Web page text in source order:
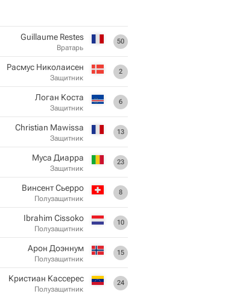
50
Guillaume Restes
Вратарь
2
Расмус Николаисен
Защитник
6
Логан Коста
Защитник
13
Christian Mawissa
Защитник
23
Муса Диарра
Защитник
8
Винсент Сьерро
Полузащитник
10
Ibrahim Cissoko
Полузащитник
15
Арон Доэннум
Полузащитник
24
Кристиан Кассерес
Полузащитник